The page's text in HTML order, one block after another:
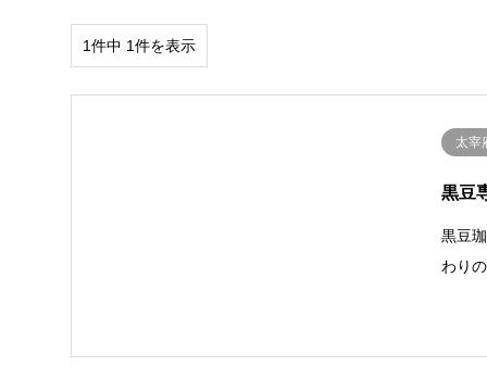
1件中 1件を表示
太宰
黒豆
黒豆
わり